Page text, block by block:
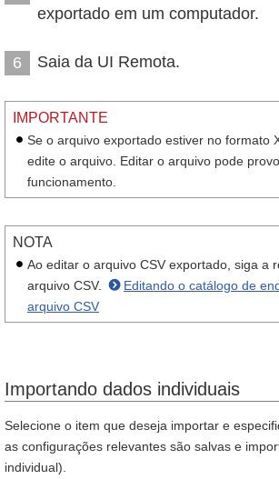
exportado em um computador.
6 Saia da UI Remota.
IMPORTANTE
Se o arquivo exportado estiver no formato
edite o arquivo. Editar o arquivo pode
funcionamento.
NOTA
Ao editar o arquivo CSV exportado, siga a
arquivo CSV.
Editando o catálogo de
arquivo CSV
Importando dados individuais
Selecione o item que deseja importar e
as configurações relevantes são salvas e
individual).